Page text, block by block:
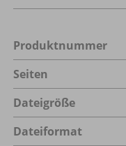
Produktnummer
Seiten
Dateigröße
Dateiformat